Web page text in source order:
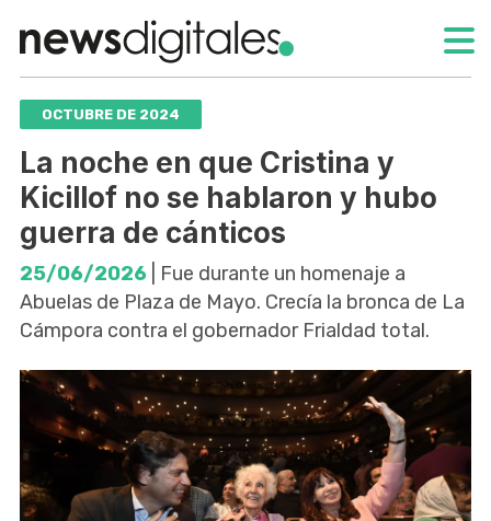
OCTUBRE DE 2024
La noche en que Cristina y
Kicillof no se hablaron y hubo
guerra de cánticos
25/06/2026 | Fue durante un homenaje a
Abuelas de Plaza de Mayo. Crecía la bronca de La
Cámpora contra el gobernador Frialdad total.